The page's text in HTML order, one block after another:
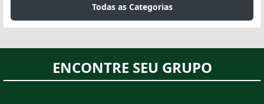
Todas as Categorias
ENCONTRE SEU GRUPO